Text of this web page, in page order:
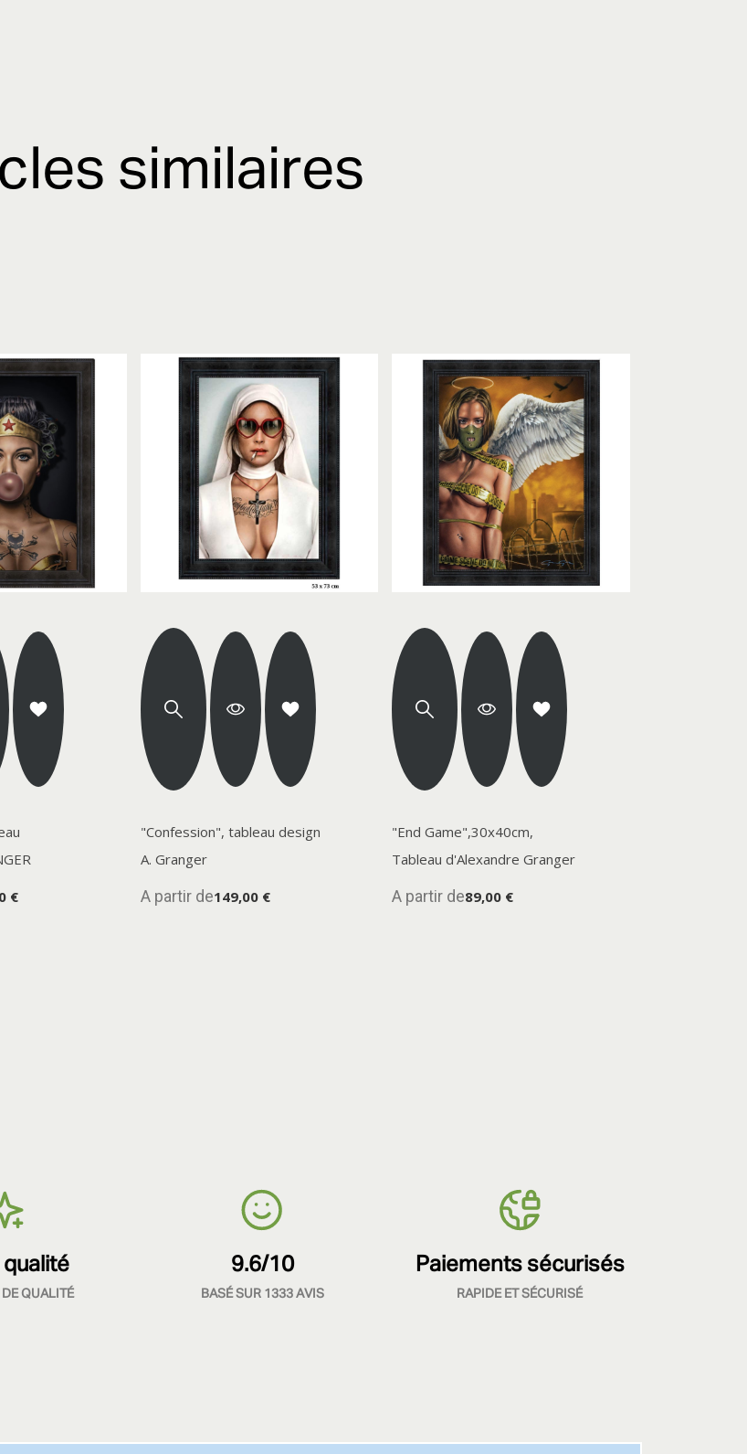
similaires
€
"Confession", tableau design
A. Granger
A partir de149,00 €
"End Game",30x40cm,
Tableau d'Alexandre Granger
A partir de89,00 €
qualité
QUALITÉ
9.6/10
BASÉ SUR 1333 AVIS
Paiements sécurisés
RAPIDE ET SÉCURISÉ